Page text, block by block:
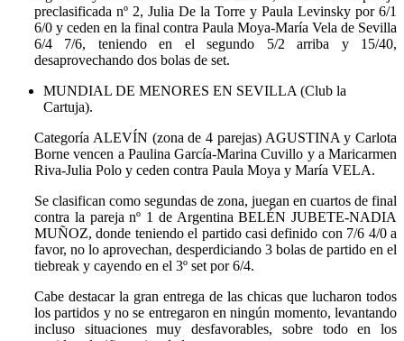
preclasificada nº 2, Julia De la Torre y Paula Levinsky por 6/1
6/0 y ceden en la final contra Paula Moya-María Vela de Sevilla
6/4 7/6, teniendo en el segundo 5/2 arriba y 15/40,
desaprovechando dos bolas de set.
MUNDIAL DE MENORES EN SEVILLA (Club la
Cartuja).
Categoría ALEVÍN (zona de 4 parejas) AGUSTINA y Carlota
Borne vencen a Paulina García-Marina Cuvillo y a Maricarmen
Riva-Julia Polo y ceden contra Paula Moya y María VELA.
Se clasifican como segundas de zona, juegan en cuartos de final
contra la pareja nº 1 de Argentina BELÉN JUBETE-NADIA
MUÑOZ, donde teniendo el partido casi definido con 7/6 4/0 a
favor, no lo aprovechan, desperdiciando 3 bolas de partido en el
tiebreak y cayendo en el 3º set por 6/4.
Cabe destacar la gran entrega de las chicas que lucharon todos
los partidos y no se entregaron en ningún momento, levantando
incluso situaciones muy desfavorables, sobre todo en los